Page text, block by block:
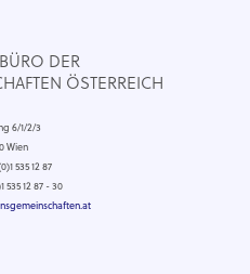
DER
ÖSTERREICH
6/1/2/3
Wien
535 12 87
535 12 87 - 30